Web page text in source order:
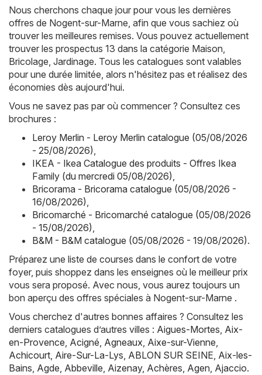
Nous cherchons chaque jour pour vous les dernières
offres de Nogent-sur-Marne, afin que vous sachiez où
trouver les meilleures remises. Vous pouvez actuellement
trouver les prospectus 13 dans la catégorie Maison,
Bricolage, Jardinage. Tous les catalogues sont valables
pour une durée limitée, alors n'hésitez pas et réalisez des
économies dès aujourd'hui.
Vous ne savez pas par où commencer ? Consultez ces
brochures :
Leroy Merlin - Leroy Merlin catalogue (05/08/2026
- 25/08/2026),
IKEA - Ikea Catalogue des produits - Offres Ikea
Family (du mercredi 05/08/2026),
Bricorama - Bricorama catalogue (05/08/2026 -
16/08/2026),
Bricomarché - Bricomarché catalogue (05/08/2026
- 15/08/2026),
B&M - B&M catalogue (05/08/2026 - 19/08/2026).
Préparez une liste de courses dans le confort de votre
foyer, puis shoppez dans les enseignes où le meilleur prix
vous sera proposé. Avec nous, vous aurez toujours un
bon aperçu des offres spéciales à Nogent-sur-Marne .
Vous cherchez d'autres bonnes affaires ? Consultez les
derniers catalogues d’autres villes : Aigues-Mortes, Aix-
en-Provence, Acigné, Agneaux, Aixe-sur-Vienne,
Achicourt, Aire-Sur-La-Lys, ABLON SUR SEINE, Aix-les-
Bains, Agde, Abbeville, Aizenay, Achères, Agen, Ajaccio.